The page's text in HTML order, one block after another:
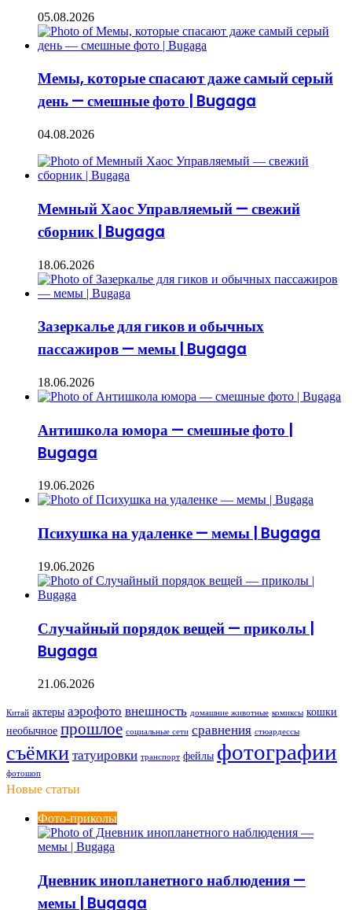
05.08.2026
Мемы, которые спасают даже самый серый
день — смешные фото | Bugaga
04.08.2026
Мемный Хаос Управляемый — свежий
сборник | Bugaga
18.06.2026
Зазеркалье для гиков и обычных
пассажиров — мемы | Bugaga
18.06.2026
Антишкола юмора — смешные фото |
Bugaga
19.06.2026
Психушка на удаленке — мемы | Bugaga
19.06.2026
Случайный порядок вещей — приколы |
Bugaga
21.06.2026
Китай актеры аэрофото внешность домашние животные комиксы кошки
необычное прошлое социальные сети сравнения стюардессы
съёмки татуировки транспорт фейлы фотографии
фотошоп
Новые статьи
Фото-приколы
Дневник инопланетного наблюдения —
мемы | Bugaga